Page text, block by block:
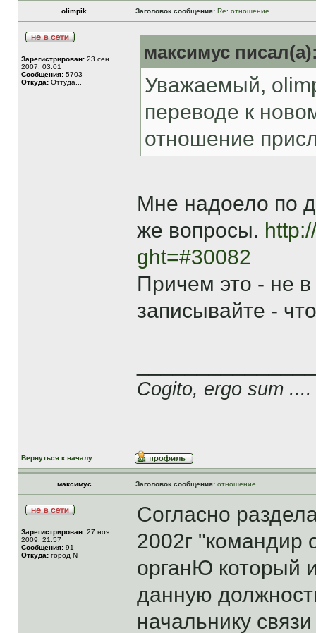
olimpik Заголовок сообщения: Re: отношение
Зарегистрирован: 23 сен
2007, 03:01
Сообщения: 5703
Откуда: Оттуда...
максимус
Уважаемый,
переводе к
отношение
Мне надоело по
же вопросы.
ght=#30082
Причем это - не
записывайте -
Cogito, ergo sum ....
Вернуться к началу
максимус Заголовок сообщения: отношение
Зарегистрирован: 27 ноя
2009, 21:57
Сообщения: 91
Откуда: город N
Согласно
2002г "командир
органЮ который
данную
начальнику